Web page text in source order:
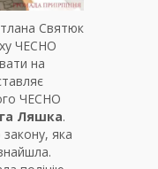
Святюк
ЧЕСНО
на
ЧЕСНО
Ляшка.
яка